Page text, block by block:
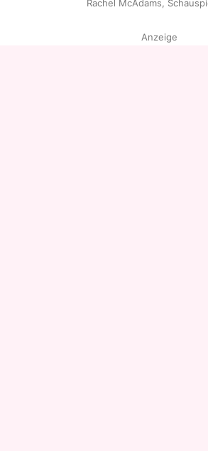
Rachel McAdams,
Anzeige